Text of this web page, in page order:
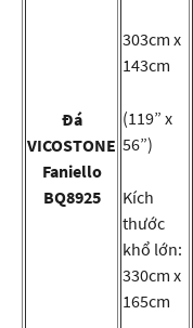
Đá
VICOSTONE
Faniello
BQ8925
303cm x
143cm
(119” x
56”)
Kích
thước
khổ lớn:
330cm x
165cm